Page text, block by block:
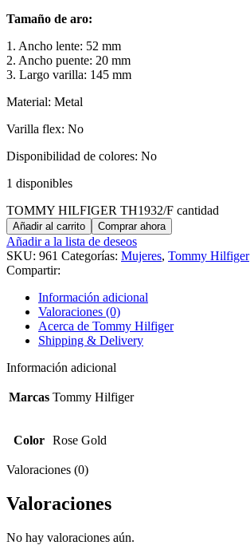
Tamaño de aro:
1. Ancho lente: 52 mm
2. Ancho puente: 20 mm
3. Largo varilla: 145 mm
Material: Metal
Varilla flex: No
Disponibilidad de colores: No
1 disponibles
TOMMY HILFIGER TH1932/F cantidad
Añadir al carrito Comprar ahora
Añadir a la lista de deseos
SKU: 961 Categorías: Mujeres, Tommy Hilfiger
Compartir:
Información adicional
Valoraciones (0)
Acerca de Tommy Hilfiger
Shipping & Delivery
Información adicional
Marcas Tommy Hilfiger
Color Rose Gold
Valoraciones (0)
Valoraciones
No hay valoraciones aún.